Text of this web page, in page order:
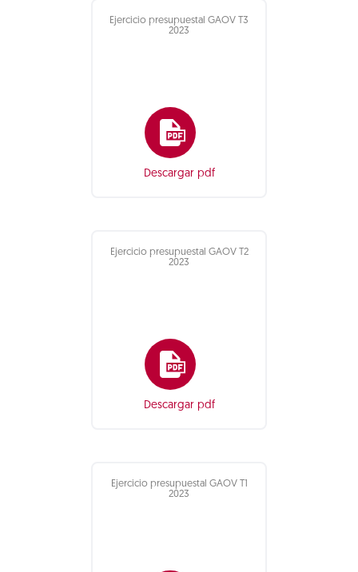
Ejercicio presupuestal GAOV T3
2023
Descargar pdf
Ejercicio presupuestal GAOV T2
2023
Descargar pdf
Ejercicio presupuestal GAOV T1
2023